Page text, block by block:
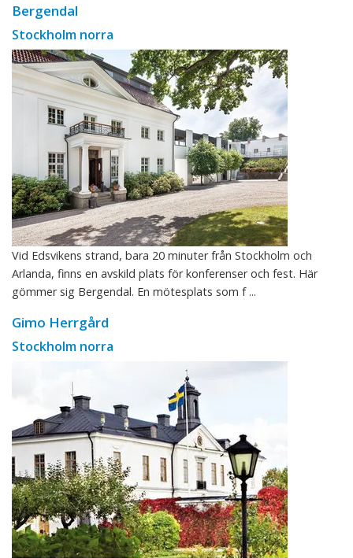
Bergendal
Stockholm norra
Vid Edsvikens strand, bara 20 minuter från Stockholm och
Arlanda, finns en avskild plats för konferenser och fest. Här
gömmer sig Bergendal. En mötesplats som f ...
Gimo Herrgård
Stockholm norra